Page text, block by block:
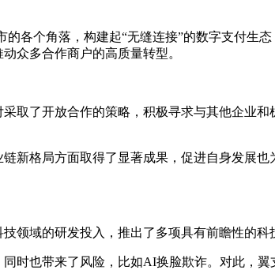
各个角落，构建起“无缝连接”的数字支付生
众多合作商户的高质量转型。
取了开放合作的策略，积极寻求与其他企业
新格局方面取得了显著成果，促进自身发展
领域的研发投入，推出了多项具有前瞻性的科
时也带来了风险，比如AI换脸欺诈。对此，